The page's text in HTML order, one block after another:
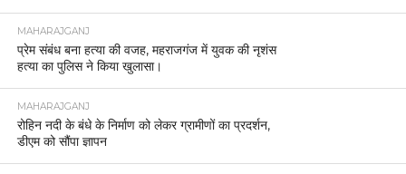
MAHARAJGANJ
प्रेम संबंध बना हत्या की वजह, महराजगंज में युवक की नृशंस
हत्या का पुलिस ने किया खुलासा।
MAHARAJGANJ
रोहिन नदी के बंधे के निर्माण को लेकर ग्रामीणों का प्रदर्शन,
डीएम को सौंपा ज्ञापन